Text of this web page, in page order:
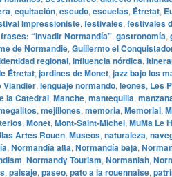
, equitación, escudo, escuelas, Étretat,
Impressioniste, festivales, festivales
frases: “invadir Normandía”, gastronomía,
de Normandie, Guillermo el
regional, influencia nórdica,
Étretat, jardines de Monet, jazz bajo los
Viandier, lenguaje normando, leones, Les
la Catedral, Manche, mantequilla,
, mejillones, memoria, Memorial,
, Monet, Mont‑Saint‑Michel, MuMa Le
Artes Rouen, Museos, naturaleza,
, Normandía alta, Normandía baja,
, Normandy Tourism, Normanish,
, paisaje, paseo, pato a la rouennaise,